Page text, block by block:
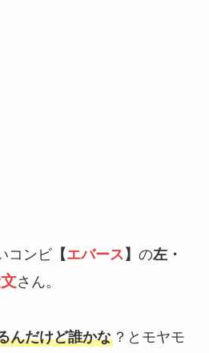
コンビ【エバース 】 の左・
さん。
んだけど誰かな？とモヤモ